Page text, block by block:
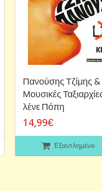
Πανούσης Τζίμης &
Μουσικές
λένε Πόπη
14,99€
Εξαντλημένο